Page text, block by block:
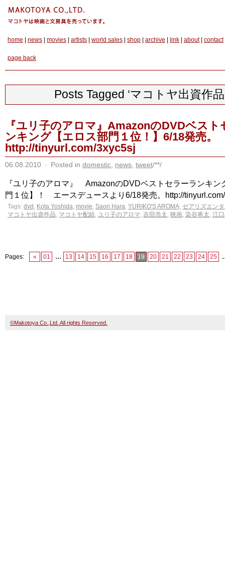
home news movies artists world sales shop archive link about| contact
page back
Posts Tagged ‘マコトヤ出資作品
『ユリ子のアロマ』AmazonのDVDベスト
ンキング【エロス部門１位！】6/18発売。
http://tinyurl.com/3xyc5sj
06.08.2010 · Posted in domestic news tweet/**/
『ユリ子のアロマ』 AmazonのDVDベストセラーランキン
門１位】！ エースデュースより6/18発売。http://
Tags: dvd , Kota Yoshida, movie, Saori Hara, YURIKO'S AROMA, ゼアリズエン
マコトヤ出資作品, マコトヤ配給, ユリ子のアロマ, 吉田浩太, 映画, 染谷将太, 江
Pages: « 01 ... 13 14 15 16 17 18 19 20 21 22 23 24 25
©Makotoya Co.,Ltd. All rights Reserved.